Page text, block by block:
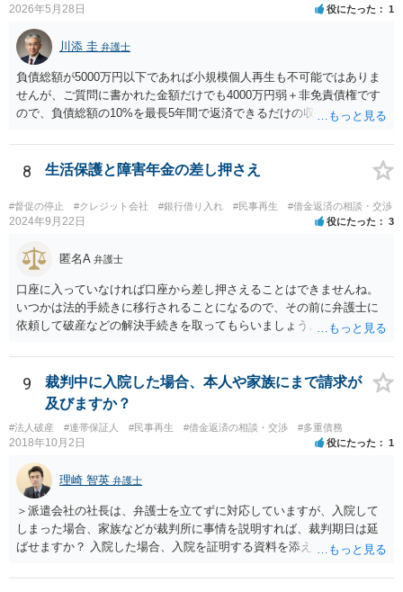
とをご検討下さい（改正民法が適用される事案の場合、参考のパンフ
レットに記載されているように、極度額（上限額）の定めのない個人
の根保証契約にあたり、無効となる可能性もあります）。 なお、手
もとに契約書がない場合には、相手の弁護士に、あなたが連帯保証人
と記載されている契約書のコピーの提供を求めてみましょう。 （参
考）民法改正のパンフレット（保証乃ルール）法務省 https://www.moj.
go.jp/content/001254262.pdf
2026年5月28日 役にたった 1
川添 圭 弁護士
負債総額が5000万円以下であれば小規模個人再生も不可能ではありま
せんが、ご質問に書かれた金額だけでも4000万円弱＋非免責債権です
ので、負債総額の10%を最長5年間で返済できるだけの収入があるのか
クリアできるか（具体的には負債総額の過半数を占める債権者がいる
かどうか、債権者が力を合わせて不同意に持っていく可能性がないか
どうか）が問題でしょう。公開の相談では詳しい事情がわかりません
ので、弁護士へ直接相談した方がよいと思います。
8 生活保護と障害年金の差し押さえ
#督促の停止 #クレジット会社 #銀行借り入れ #民事再生 #借金返済の相談・交渉
2024年9月22日 役にたった 3
匿名A 弁護士
口座に入っていなければ口座から差し押さえることはできませんね。
いつかは法的手続きに移行されることになるので、その前に弁護士に
依頼して破産などの解決手続きを取ってもらいましょう。
9
裁判中に入院した場合、本人や家族にまで請求が
及びますか？
#法人破産 #連帯保証人 #民事再生 #借金返済の相談・交渉 #多重債務
2018年10月2日 役にたった 1
理崎 智英 弁護士
＞派遣会社の社長は、弁護士を立てずに対応していますが、入院して
しまった場合、家族などが裁判所に事情を説明すれば、裁判期日は延
ばせますか？ 入院した場合、入院を証明する資料を添えて、裁判所に
書けない、意識が無い場合など、弁護士ではなく家族などの代理人が